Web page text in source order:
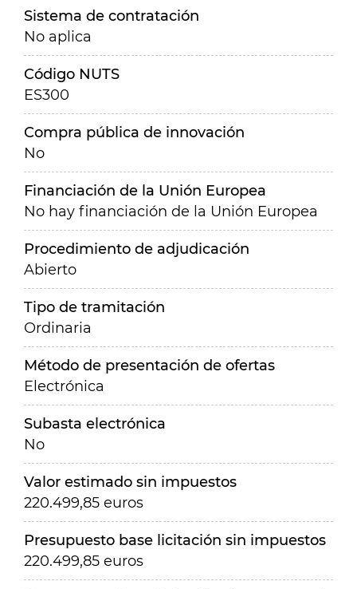
Sistema de contratación
No aplica
Código NUTS
ES300
Compra pública de innovación
No
Financiación de la Unión Europea
No hay financiación de la Unión Europea
Procedimiento de adjudicación
Abierto
Tipo de tramitación
Ordinaria
Método de presentación de ofertas
Electrónica
Subasta electrónica
No
Valor estimado sin impuestos
220.499,85 euros
Presupuesto base licitación sin impuestos
220.499,85 euros